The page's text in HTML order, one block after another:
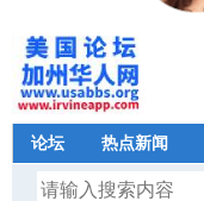
论坛 热点新闻